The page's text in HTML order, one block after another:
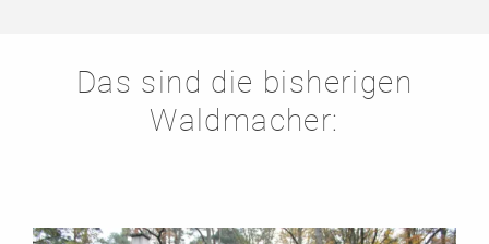
Das sind die bisherigen
Waldmacher: